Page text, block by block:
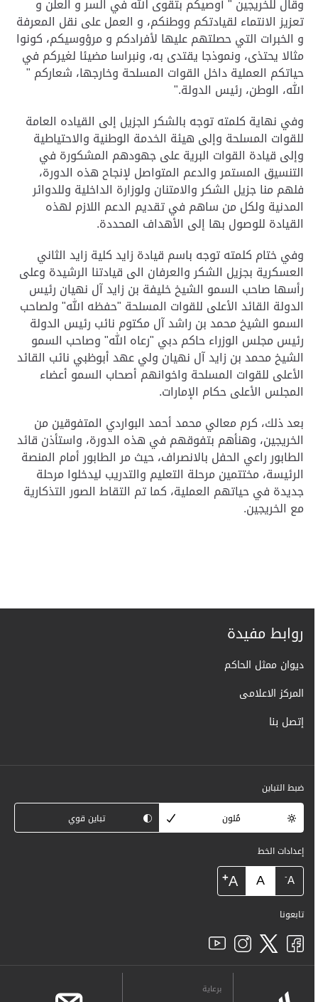
وقال للخريجين " أوصيكم بتقوى الله في السر و العلن و
تعزيز الانتماء لقيادتكم ووطنكم، و العمل على نقل المعرفة
و الخبرات التي حصلتهم عليها لأفرادكم و مرؤوسيكم، كونوا
مثالا يحتذى، ونموذجا يقتدى به، ونبراسا مضيئا لغيركم في
حياتكم العملية داخل القوات المسلحة وخارجها، شعاركم "
الله، الوطن، رئيس الدولة".
وفي نهاية كلمته توجه بالشكر الجزيل إلى القياده العامة
للقوات المسلحة وإلى هيئة الخدمة الوطنية والاحتياطية
وإلى قيادة القوات البرية على جهودهم المشكورة في
التنسيق المستمر والدعم المتواصل لإنجاح هذه الدورة،
فلهم منا جزيل الشكر والامتنان ولوزارة الداخلية وللدوائر
المدنية ولكل من ساهم في تقديم الدعم اللازم لهذه
القيادة للوصول بها إلى الأهداف المحددة.
وفي ختام كلمته توجه باسم قيادة زايد كلية زايد الثاني
العسكرية بجزيل الشكر والعرفان الى قيادتنا الرشيدة وعلى
رأسها صاحب السمو الشيخ خليفة بن زايد آل نهيان رئيس
الدولة القائد الأعلى للقوات المسلحة "حفظه الله" ولصاحب
السمو الشيخ محمد بن راشد آل مكتوم نائب رئيس الدولة
رئيس مجلس الوزراء حاكم دبي "رعاه الله" وصاحب السمو
الشيخ محمد بن زايد آل نهيان ولي عهد أبوظبي نائب القائد
الأعلى للقوات المسلحة واخوانهم أصحاب السمو أعضاء
المجلس الأعلى حكام الإمارات.
بعد ذلك، كرم معالي محمد أحمد البواردي المتفوقين من
الخريجين، وهنأهم بتفوقهم في هذه الدورة، واستأذن قائد
الطابور راعي الحفل بالانصراف، حيث مر الطابور أمام المنصة
الرئيسة، مختتمين مرحلة التعليم والتدريب ليدخلوا مرحلة
جديدة في حياتهم العملية، كما تم التقاط الصور التذكارية
مع الخريجين.
روابط مفيدة
ديوان ممثل الحاكم
المركز الاعلامى
إتصل بنا
ضبط التباين
مُلون
تباين قوي
إعدادات الخط
A
-
A
A
+
تابعونا
برعاية